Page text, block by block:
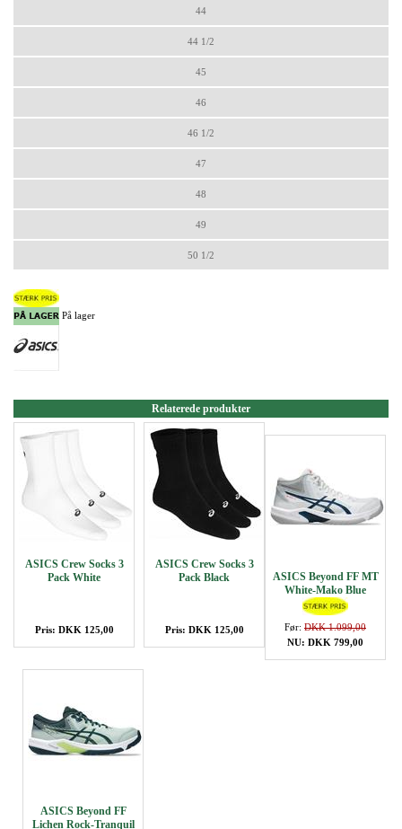
44
44 1/2
45
46
46 1/2
47
48
49
50 1/2
På lager
Relaterede produkter
ASICS Crew Socks 3
Pack White
Pris: DKK 125,00
ASICS Crew Socks 3
Pack Black
Pris: DKK 125,00
ASICS Beyond FF MT
White-Mako Blue
Før: DKK 1.099,00
NU: DKK 799,00
ASICS Beyond FF
Lichen Rock-Tranquil